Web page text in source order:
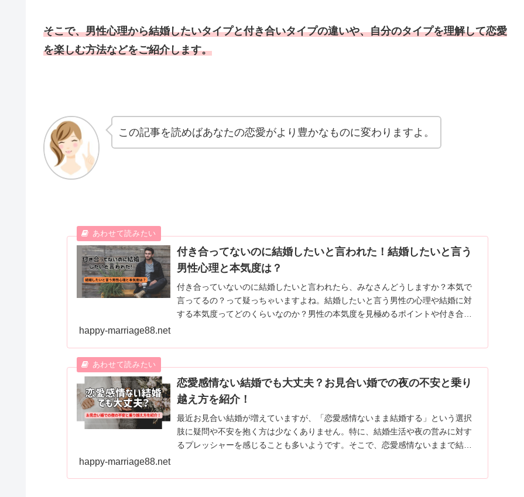
そこで、男性心理から結婚したいタイプと付き合いタイプの違いや、自分のタイプを理解して恋愛
を楽しむ方法などをご紹介します。
この記事を読めばあなたの恋愛がより豊かなものに変わりますよ。
付き合ってないのに結婚したいと言われた！結婚したいと言う
男性心理と本気度は？
付き合っていないのに結婚したいと言われたら、みなさんどうしますか？本気で
言ってるの？って疑っちゃいますよね。結婚したいと言う男性の心理や結婚に対
する本気度ってどのくらいなのか？男性の本気度を見極めるポイントや付き合っ
happy-marriage88.net
恋愛感情ない結婚でも大丈夫？お見合い婚での夜の不安と乗り
越え方を紹介！
最近お見合い結婚が増えていますが、「恋愛感情ないまま結婚する」という選択
肢に疑問や不安を抱く方は少なくありません。特に、結婚生活や夜の営みに対す
るプレッシャーを感じることも多いようです。そこで、恋愛感情ないままで結婚
happy-marriage88.net